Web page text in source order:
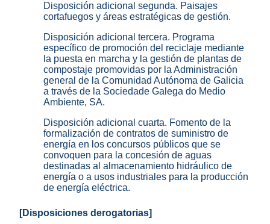
Disposición adicional segunda. Paisajes
cortafuegos y áreas estratégicas de gestión.
Disposición adicional tercera. Programa
específico de promoción del reciclaje mediante
la puesta en marcha y la gestión de plantas de
compostaje promovidas por la Administración
general de la Comunidad Autónoma de Galicia
a través de la Sociedade Galega do Medio
Ambiente, SA.
Disposición adicional cuarta. Fomento de la
formalización de contratos de suministro de
energía en los concursos públicos que se
convoquen para la concesión de aguas
destinadas al almacenamiento hidráulico de
energía o a usos industriales para la producción
de energía eléctrica.
[Disposiciones derogatorias]